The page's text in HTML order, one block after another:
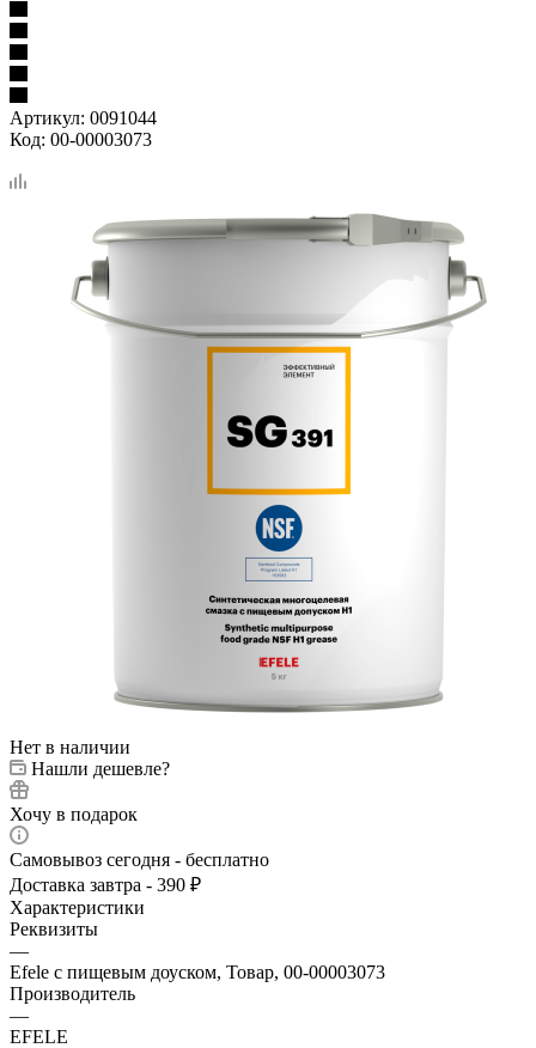
Артикул: 0091044
Код: 00-00003073
Нет в наличии
Нашли дешевле?
Хочу в подарок
Самовывоз сегодня - бесплатно
Доставка завтра - 390 ₽
Характеристики
Реквизиты
—
Efele с пищевым доуском, Товар, 00-00003073
Производитель
—
EFELE